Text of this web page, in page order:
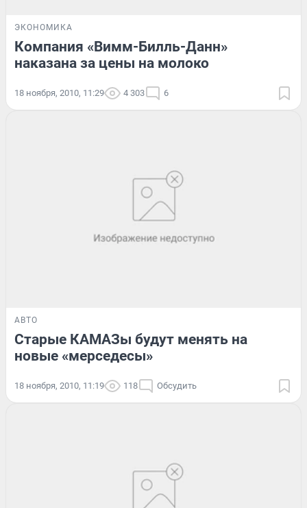
ЭКОНОМИКА
Компания «Вимм-Билль-Данн»
наказана за цены на молоко
18 ноября, 2010, 11:29 4 303 6
АВТО
Старые КАМАЗы будут менять на
новые «мерседесы»
18 ноября, 2010, 11:19 118 Обсудить